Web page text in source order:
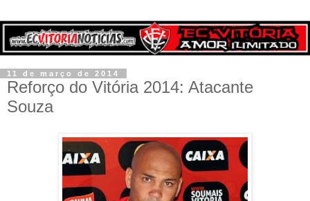
11 de março de 2014
Reforço do Vitória 2014: Atacante
Souza